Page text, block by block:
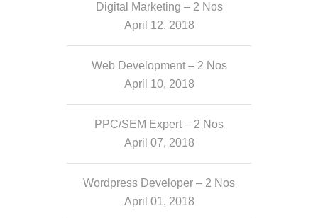
Digital Marketing – 2 Nos
April 12, 2018
Web Development – 2 Nos
April 10, 2018
PPC/SEM Expert – 2 Nos
April 07, 2018
Wordpress Developer – 2 Nos
April 01, 2018